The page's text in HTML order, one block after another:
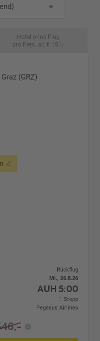
Hotel ohne Flug
pro Pers. ab € 151,-
(GRZ)
Rückflug
Mi., 26.8.26
AUH 5:00
1 Stopp
Pegasus Airlines